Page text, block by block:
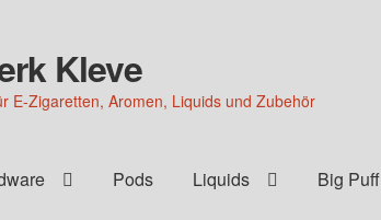
Kleve
E-Zigaretten, Aromen, Liquids und Zubehör
Pods Liquids Big Puff